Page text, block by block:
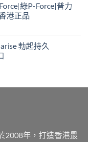
綠P-Force|普力
港正品
勃起持久
2008年，打造香港最